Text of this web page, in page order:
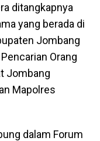
ditangkapnya
yang berada di
Jombang
Orang
Jombang
Mapolres
dalam Forum